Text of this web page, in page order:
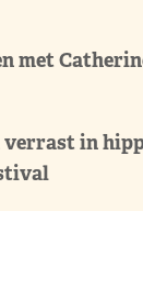
met
in